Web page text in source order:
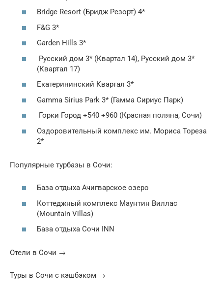
Bridge Resort (Бридж Резорт) 4*
F&G 3*
Garden Hills 3*
Русский дом 3* (Квартал 14), Русский дом 3*
(Квартал 17)
Екатерининский Квартал 3*
Gamma Sirius Park 3* (Гамма Сириус Парк)
Горки Город +540 +960 (Красная поляна, Сочи)
Оздоровительный комплекс им. Мориса Тореза
2*
Популярные турбазы в Сочи:
База отдыха Ачигварское озеро
Коттеджный комплекс Маунтин Виллас
(Mountain Villas)
База отдыха Сочи INN
Отели в Сочи →
Туры в Сочи с кэшбэком →